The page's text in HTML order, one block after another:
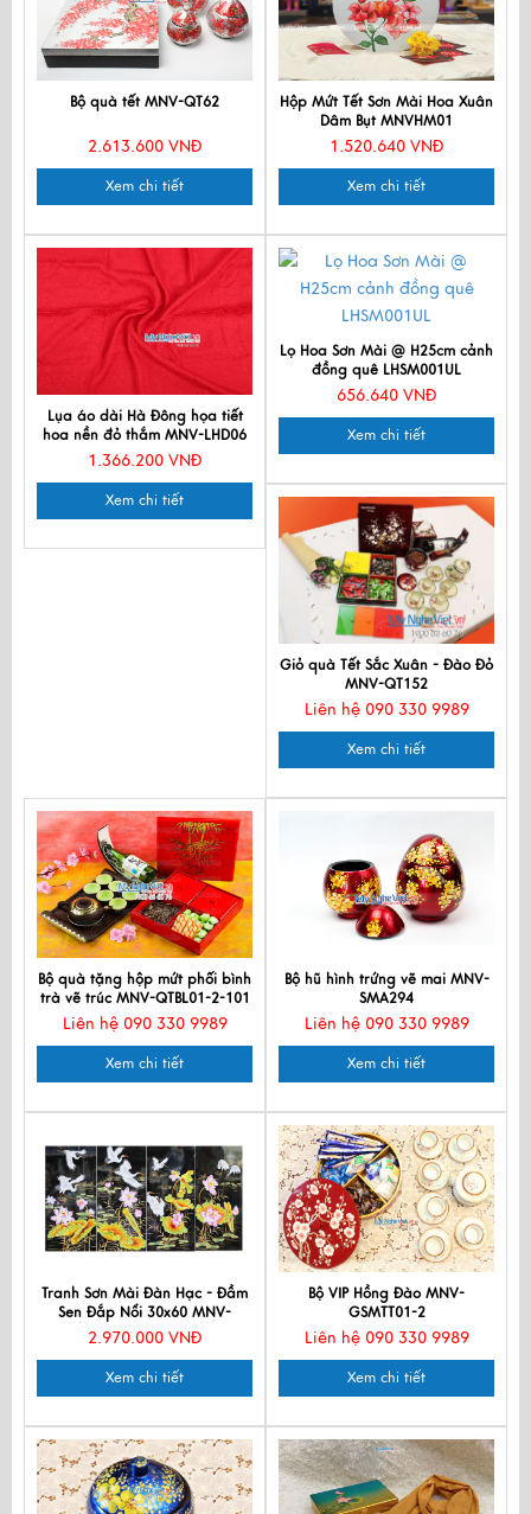
Bộ quà tết MNV-QT62
2.613.600 VNĐ
Xem chi tiết
Hộp Mứt Tết Sơn Mài Hoa Xuân
Dâm Bụt MNVHM01
1.520.640 VNĐ
Xem chi tiết
Lụa áo dài Hà Đông họa tiết
hoa nền đỏ thắm MNV-LHD06
1.366.200 VNĐ
Xem chi tiết
Lọ Hoa Sơn Mài @ H25cm cảnh
đồng quê LHSM001UL
656.640 VNĐ
Xem chi tiết
Giỏ quà Tết Sắc Xuân - Đào Đỏ
MNV-QT152
Liên hệ 090 330 9989
Xem chi tiết
Bộ hũ hình trứng vẽ mai MNV-
SMA294
Liên hệ 090 330 9989
Xem chi tiết
Bộ quà tặng hộp mứt phối bình
trà vẽ trúc MNV-QTBL01-2-101
Liên hệ 090 330 9989
Xem chi tiết
Bộ VIP Hồng Đào MNV-
GSMTT01-2
Liên hệ 090 330 9989
Xem chi tiết
Tranh Sơn Mài Đàn Hạc - Đầm
Sen Đắp Nổi 30x60 MNV-
SMA360-1
2.970.000 VNĐ
Xem chi tiết